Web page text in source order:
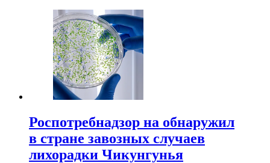
Роспотребнадзор на обнаружил
в стране завозных случаев
лихорадки Чикунгунья